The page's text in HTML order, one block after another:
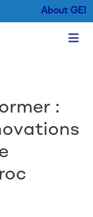
About GEI
: